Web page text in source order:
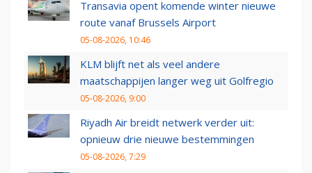
Transavia opent komende winter nieuwe
route vanaf Brussels Airport
05-08-2026, 10:46
KLM blijft net als veel andere
maatschappijen langer weg uit Golfregio
05-08-2026, 9:00
Riyadh Air breidt netwerk verder uit:
opnieuw drie nieuwe bestemmingen
05-08-2026, 7:29